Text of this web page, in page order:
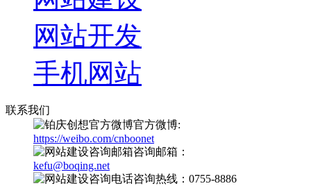
网站开发
手机网站
联系我们
官方微博:
https://weibo.com/cnboonet
咨询邮箱：
kefu@boqing.net
咨询热线：0755-8886